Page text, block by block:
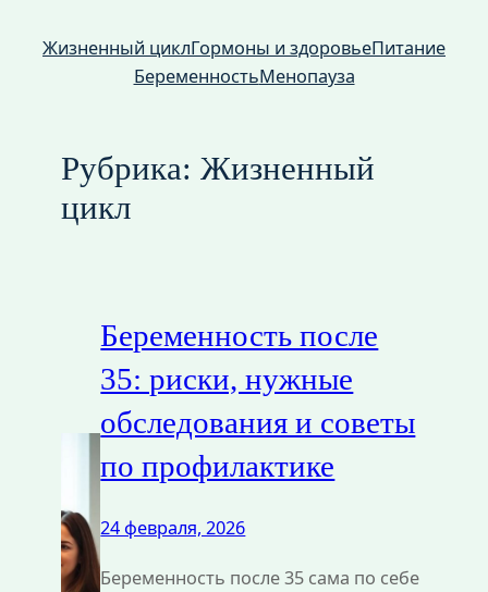
Жизненный циклГормоны и здоровьеПитание
БеременностьМенопауза
Рубрика: Жизненный
цикл
Беременность после
35: риски, нужные
обследования и советы
по профилактике
24 февраля, 2026
Беременность после 35 сама по себе